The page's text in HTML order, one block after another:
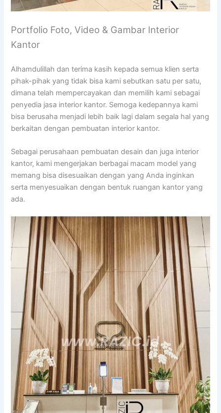
Portfolio Foto, Video & Gambar Interior
Kantor
Alhamdulillah dan terima kasih kepada semua klien serta
pihak-pihak yang tidak bisa kami sebutkan satu per satu,
dimana telah mempercayakan dan memilih kami sebagai
penyedia jasa interior kantor. Semoga kedepannya kami
bisa berusaha menjadi lebih baik lagi dalam segala hal yang
berkaitan dengan pembuatan interior kantor.
Sebagai perusahaan pembuatan desain dan juga interior
kantor, kami mengerjakan berbagai macam model yang
memang bisa disesuaikan dengan yang Anda inginkan
serta menyesuaikan dengan bentuk ruangan kantor yang
ada.